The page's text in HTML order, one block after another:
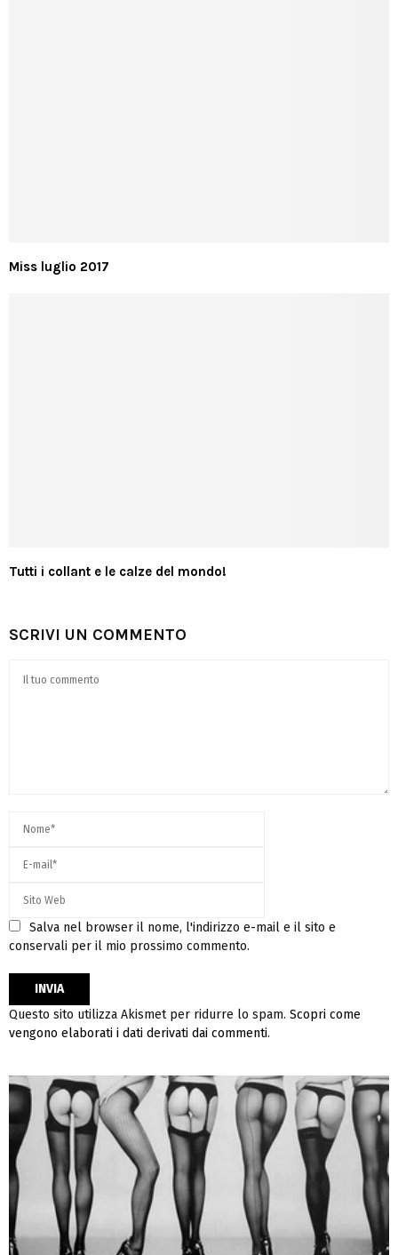
Miss luglio 2017
Tutti i collant e le calze del mondo!
SCRIVI UN COMMENTO
Salva nel browser il nome, l'indirizzo e-mail e il sito e
conservali per il mio prossimo commento.
Questo sito utilizza Akismet per ridurre lo spam. Scopri come
vengono elaborati i dati derivati dai commenti.